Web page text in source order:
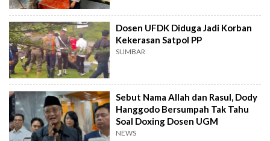
Dosen UFDK Diduga Jadi Korban
Kekerasan Satpol PP
SUMBAR
Sebut Nama Allah dan Rasul, Dody
Hanggodo Bersumpah Tak Tahu
Soal Doxing Dosen UGM
NEWS